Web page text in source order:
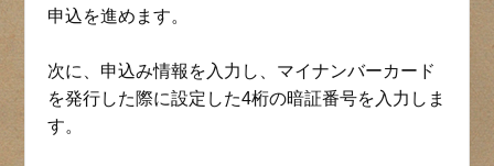
申込を進めます。
次に、申込み情報を入力し、マイナンバーカード
を発行した際に設定した4桁の暗証番号を入力しま
す。